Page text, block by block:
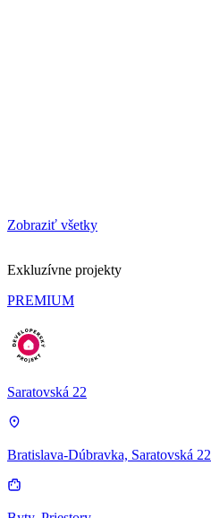
Zobraziť všetky
Exkluzívne projekty
PREMIUM
Saratovská 22
Bratislava-Dúbravka, Saratovská 22